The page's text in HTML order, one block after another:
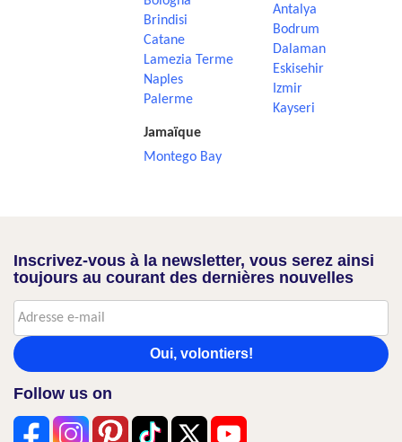
Brindisi
Catane
Lamezia Terme
Naples
Palerme
Jamaïque
Montego Bay
Antalya
Bodrum
Dalaman
Eskisehir
Izmir
Kayseri
Inscrivez-vous à la newsletter, vous serez ainsi
toujours au courant des dernières nouvelles
Oui, volontiers!
Follow us on